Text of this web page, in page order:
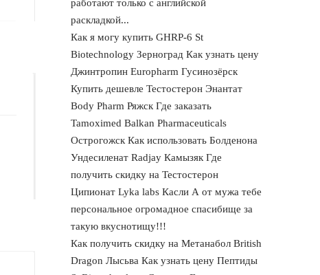
работают только с английской
раскладкой...
Как я могу купить GHRP-6 St
Biotechnology Зерноград Как узнать цену
Джинтропин Europharm Гусинозёрск
Купить дешевле Тестостерон Энантат
Body Pharm Ряжск Где заказать
Tamoximed Balkan Pharmaceuticals
Острогожск Как использовать Болденона
Ундесиленат Radjay Камызяк Где
получить скидку на Тестостерон
Ципионат Lyka labs Касли А от мужа тебе
персональное огромадное спасибище за
такую вкуснотищу!!!
Как получить скидку на Метанабол British
Dragon Лысьва Как узнать цену Пептиды